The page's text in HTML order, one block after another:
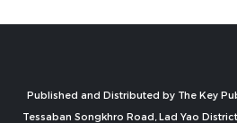
Published and Distributed by The Key
Tessaban Songkhro Road, Lad Yao